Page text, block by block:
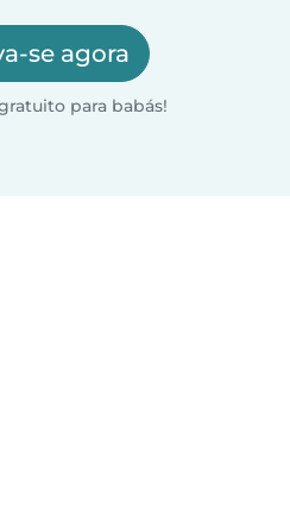
se agora
para babás!